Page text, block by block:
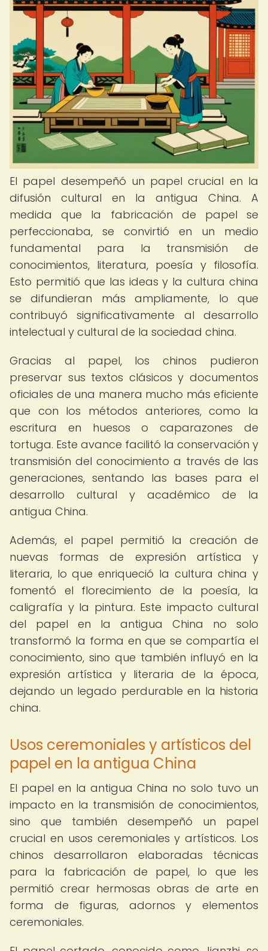
El papel desempeñó un papel crucial en la
difusión cultural en la antigua China. A
medida que la fabricación de papel se
perfeccionaba, se convirtió en un medio
fundamental para la transmisión de
conocimientos, literatura, poesía y filosofía.
Esto permitió que las ideas y la cultura china
se difundieran más ampliamente, lo que
contribuyó significativamente al desarrollo
intelectual y cultural de la sociedad china.
Gracias al papel, los chinos pudieron
preservar sus textos clásicos y documentos
oficiales de una manera mucho más eficiente
que con los métodos anteriores, como la
escritura en huesos o caparazones de
tortuga. Este avance facilitó la conservación y
transmisión del conocimiento a través de las
generaciones, sentando las bases para el
desarrollo cultural y académico de la
antigua China.
Además, el papel permitió la creación de
nuevas formas de expresión artística y
literaria, lo que enriqueció la cultura china y
fomentó el florecimiento de la poesía, la
caligrafía y la pintura. Este impacto cultural
del papel en la antigua China no solo
transformó la forma en que se compartía el
conocimiento, sino que también influyó en la
expresión artística y literaria de la época,
dejando un legado perdurable en la historia
china.
Usos ceremoniales y artísticos del
papel en la antigua China
El papel en la antigua China no solo tuvo un
impacto en la transmisión de conocimientos,
sino que también desempeñó un papel
crucial en usos ceremoniales y artísticos. Los
chinos desarrollaron elaboradas técnicas
para la fabricación de papel, lo que les
permitió crear hermosas obras de arte en
forma de figuras, adornos y elementos
ceremoniales.